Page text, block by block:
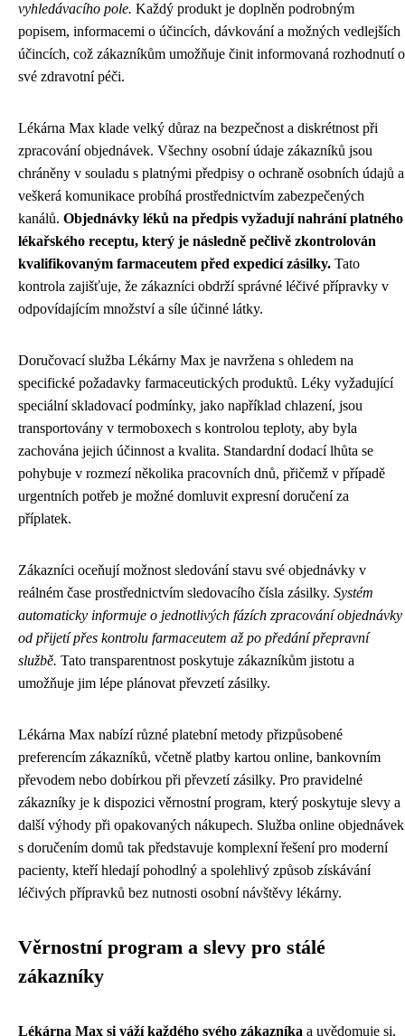
vyhledávacího pole. Každý produkt je doplněn podrobným
popisem, informacemi o účincích, dávkování a možných vedlejších
účincích, což zákazníkům umožňuje činit informovaná rozhodnutí o
své zdravotní péči.
Lékárna Max klade velký důraz na bezpečnost a diskrétnost při
zpracování objednávek. Všechny osobní údaje zákazníků jsou
chráněny v souladu s platnými předpisy o ochraně osobních údajů a
veškerá komunikace probíhá prostřednictvím zabezpečených
kanálů. Objednávky léků na předpis vyžadují nahrání platného
lékařského receptu, který je následně pečlivě zkontrolován
kvalifikovaným farmaceutem před expedicí zásilky. Tato
kontrola zajišťuje, že zákazníci obdrží správné léčivé přípravky v
odpovídajícím množství a síle účinné látky.
Doručovací služba Lékárny Max je navržena s ohledem na
specifické požadavky farmaceutických produktů. Léky vyžadující
speciální skladovací podmínky, jako například chlazení, jsou
transportovány v termoboxech s kontrolou teploty, aby byla
zachována jejich účinnost a kvalita. Standardní dodací lhůta se
pohybuje v rozmezí několika pracovních dnů, přičemž v případě
urgentních potřeb je možné domluvit expresní doručení za
příplatek.
Zákazníci oceňují možnost sledování stavu své objednávky v
reálném čase prostřednictvím sledovacího čísla zásilky. Systém
automaticky informuje o jednotlivých fázích zpracování objednávky
od přijetí přes kontrolu farmaceutem až po předání přepravní
službě. Tato transparentnost poskytuje zákazníkům jistotu a
umožňuje jim lépe plánovat převzetí zásilky.
Lékárna Max nabízí různé platební metody přizpůsobené
preferencím zákazníků, včetně platby kartou online, bankovním
převodem nebo dobírkou při převzetí zásilky. Pro pravidelné
zákazníky je k dispozici věrnostní program, který poskytuje slevy a
další výhody při opakovaných nákupech. Služba online objednávek
s doručením domů tak představuje komplexní řešení pro moderní
pacienty, kteří hledají pohodlný a spolehlivý způsob získávání
léčivých přípravků bez nutnosti osobní návštěvy lékárny.
Věrnostní program a slevy pro stálé
zákazníky
Lékárna Max si váží každého svého zákazníka a uvědomuje si,